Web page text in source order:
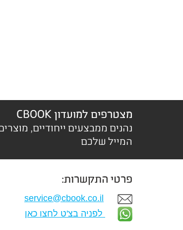
מצטרפים למועדון CBOOK
נהנים ממבצעים ייחודיים,
המייל שלכם
פרטי התקשרות:
service@cbook.co.il
לפניה בצ'ט לחצו כאן